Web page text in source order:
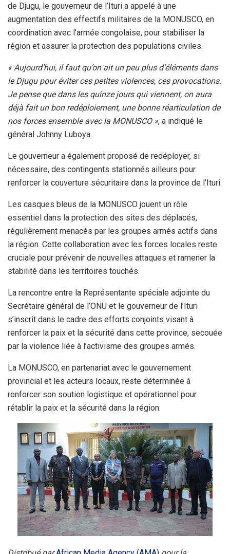
de Djugu, le gouverneur de l’Ituri a appelé à une
augmentation des effectifs militaires de la MONUSCO, en
coordination avec l’armée congolaise, pour stabiliser la
région et assurer la protection des populations civiles.
« Aujourd’hui, il faut qu’on ait un peu plus d’éléments dans
le Djugu pour éviter ces petites violences, ces provocations.
Je pense que dans les quinze jours qui viennent, on aura
déjà fait un bon redéploiement, une bonne réarticulation de
nos forces ensemble avec la MONUSCO », a indiqué le
général Johnny Luboya.
Le gouverneur a également proposé de redéployer, si
nécessaire, des contingents stationnés ailleurs pour
renforcer la couverture sécuritaire dans la province de l’Ituri.
Les casques bleus de la MONUSCO jouent un rôle
essentiel dans la protection des sites des déplacés,
régulièrement menacés par les groupes armés actifs dans
la région. Cette collaboration avec les forces locales reste
cruciale pour prévenir de nouvelles attaques et ramener la
stabilité dans les territoires touchés.
La rencontre entre la Représentante spéciale adjointe du
Secrétaire général de l’ONU et le gouverneur de l’Ituri
s’inscrit dans le cadre des efforts conjoints visant à
renforcer la paix et la sécurité dans cette province, secouée
par la violence liée à l’activisme des groupes armés.
La MONUSCO, en partenariat avec le gouvernement
provincial et les acteurs locaux, reste déterminée à
renforcer son soutien logistique et opérationnel pour
rétablir la paix et la sécurité dans la région.